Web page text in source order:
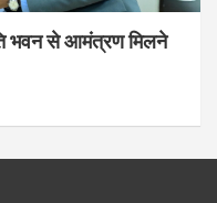
भवन से आमंत्रण मिलने